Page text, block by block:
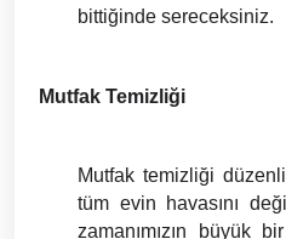
bittiğinde sereceksiniz.
Mutfak Temizliği
Mutfak temizliği
tüm evin havasını
zamanımızın büyük